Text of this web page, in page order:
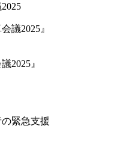
2025』